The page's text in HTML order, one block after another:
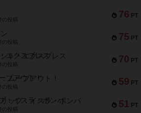
76 PT
の投稿
75 PT
の投稿
70 PT
ト・エクスプレス
の投稿
59 PT
ムーブアウト！
の投稿
51 PT
ップ：イスラ・ボンバ
の投稿